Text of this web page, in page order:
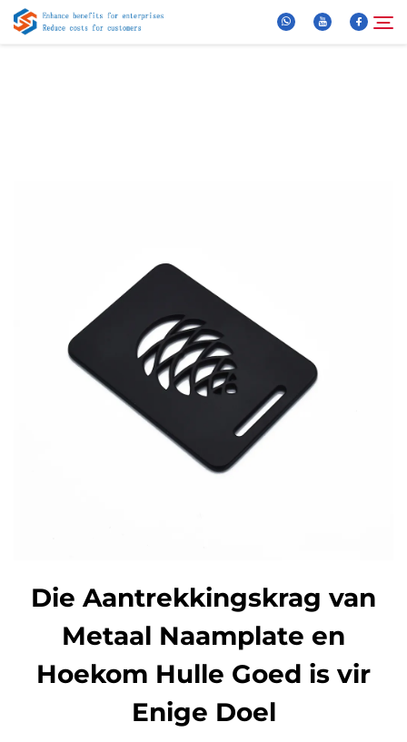
Kontak Ons
Die Aantrekkingskrag van
Metaal Naamplate en
Hoekom Hulle Goed is vir
Enige Doel